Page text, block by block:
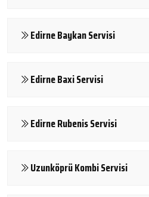
Edirne Baykan Servisi
Edirne Baxi Servisi
Edirne Rubenis Servisi
Uzunköprü Kombi Servisi